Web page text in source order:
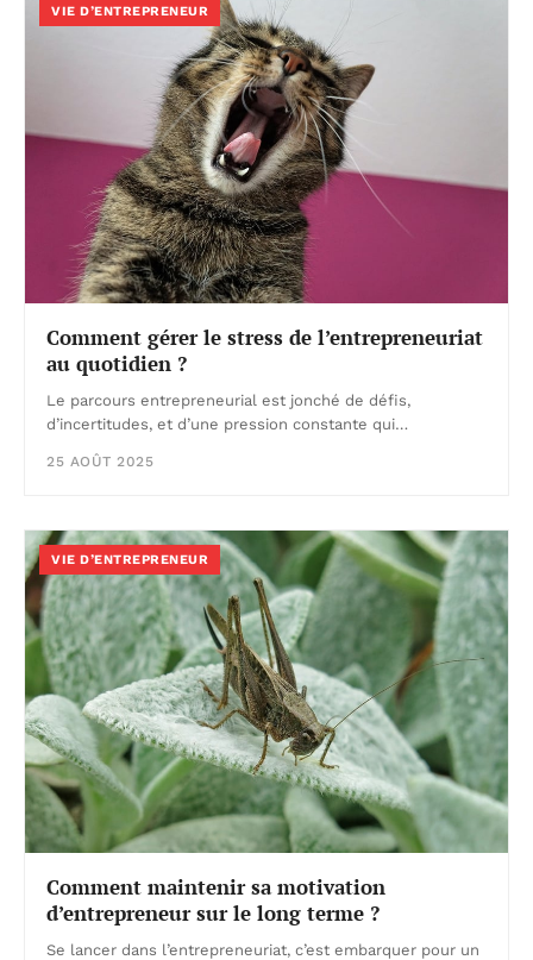
VIE D’ENTREPRENEUR
Comment gérer le stress de l’entrepreneuriat
au quotidien ?
Le parcours entrepreneurial est jonché de défis,
d’incertitudes, et d’une pression constante qui…
25 AOÛT 2025
VIE D’ENTREPRENEUR
Comment maintenir sa motivation
d’entrepreneur sur le long terme ?
Se lancer dans l’entrepreneuriat, c’est embarquer pour un